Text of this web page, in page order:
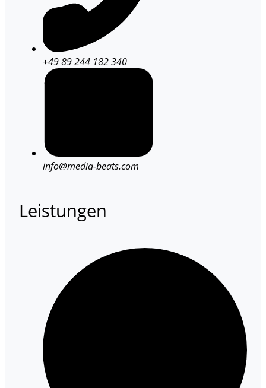
+49 89 244 182 340
info@media-beats.com
Leistungen